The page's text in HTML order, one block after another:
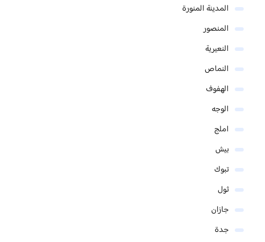
المدينة المنورة
المنصور
النعيرية
النماص
الهفوف
الوجه
املج
بيش
تبوك
ثول
جازان
جدة